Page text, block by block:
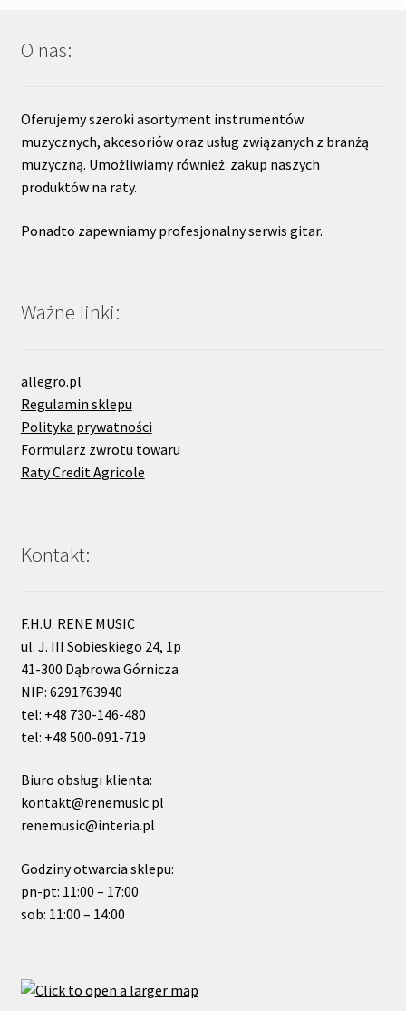
O nas:
Oferujemy szeroki asortyment instrumentów
muzycznych, akcesoriów oraz usług związanych z branżą
muzyczną. Umożliwiamy również zakup naszych
produktów na raty.
Ponadto zapewniamy profesjonalny serwis gitar.
Ważne linki:
allegro.pl
Regulamin sklepu
Polityka prywatności
Formularz zwrotu towaru
Raty Credit Agricole
Kontakt:
F.H.U. RENE MUSIC
ul. J. III Sobieskiego 24, 1p
41-300 Dąbrowa Górnicza
NIP: 6291763940
tel: +48 730-146-480
tel: +48 500-091-719
Biuro obsługi klienta:
kontakt@renemusic.pl
renemusic@interia.pl
Godziny otwarcia sklepu:
pn-pt: 11:00 – 17:00
sob: 11:00 – 14:00